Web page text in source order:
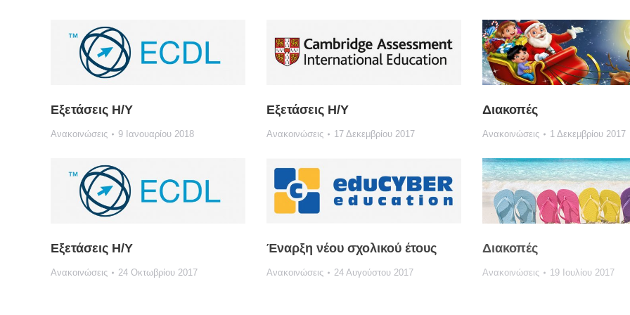
Εξετάσεις Η/Υ
Ανακοινώσεις 9 Ιανουαρίου 2018
Εξετάσεις Η/Υ
Ανακοινώσεις 17 Δεκεμβρίου 2017
Διακοπές
Ανακοινώσεις 1 Δεκεμβρίου 2017
Εξετάσεις Η/Υ
Ανακοινώσεις 24 Οκτωβρίου 2017
Έναρξη νέου σχολικού έτους
Ανακοινώσεις 24 Αυγούστου 2017
Διακοπές
Ανακοινώσεις 19 Ιουλίου 2017